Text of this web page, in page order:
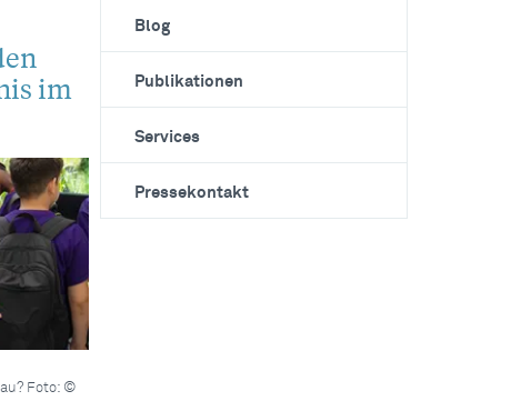
im
Foto: ©
Blog
Publikationen
Services
Pressekontakt